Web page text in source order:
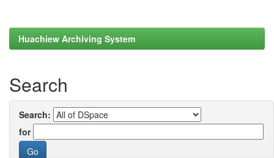
Huachiew Archiving System
Search
Search:
for